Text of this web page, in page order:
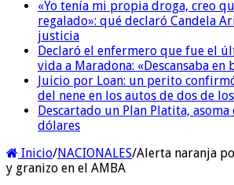
«Yo tenía mi propia droga, creo
regalado»: qué declaró Candela
justicia
Declaró el enfermero que fue el
vida a Maradona: «Descansaba en
Juicio por Loan: un perito
del nene en los autos de dos de
Descartado un Plan Platita,
dólares
Inicio/NACIONALES/Alerta naranja
y granizo en el AMBA